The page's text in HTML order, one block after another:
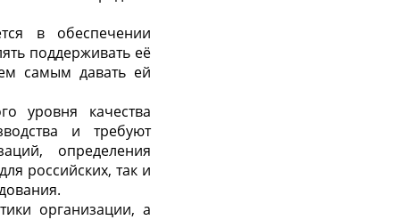
в обеспечении
поддерживать её
самым давать ей
уровня качества
и требуют
определения
российских, так и
организации, а